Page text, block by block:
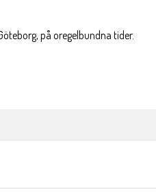
på oregelbundna tider.